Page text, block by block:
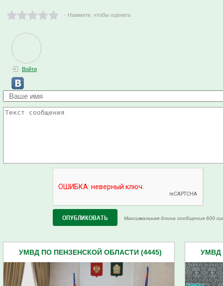
- Нажмите ,чтобы оценить
Войти
Максимальная длина сообщения 600
УМВД ПО ПЕНЗЕНСКОЙ ОБЛАСТИ (4445) УМВД